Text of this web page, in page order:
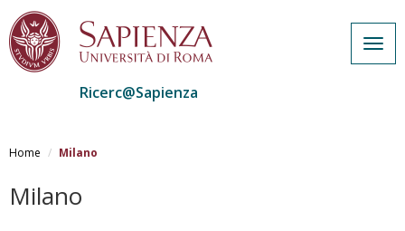
al
principale
Ricerc@Sapienza
Home Milano
Milano